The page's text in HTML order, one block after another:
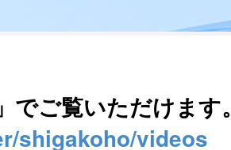
でご覧いただけます。
shigakoho/videos